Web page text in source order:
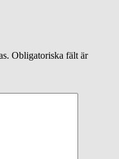
Obligatoriska fält är